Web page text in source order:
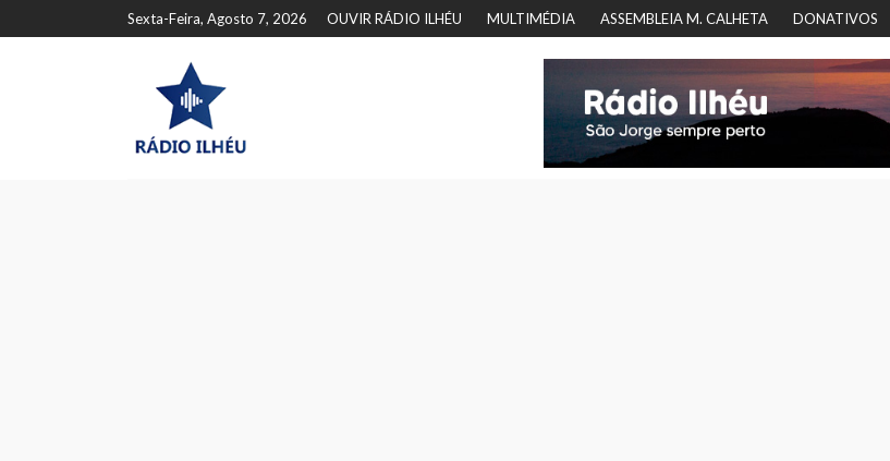
Sexta-Feira, Agosto 7, 2026 OUVIR RÁDIO ILHÉU MULTIMÉDIA ASSEMBLEIA M. CALHETA DONATIVOS